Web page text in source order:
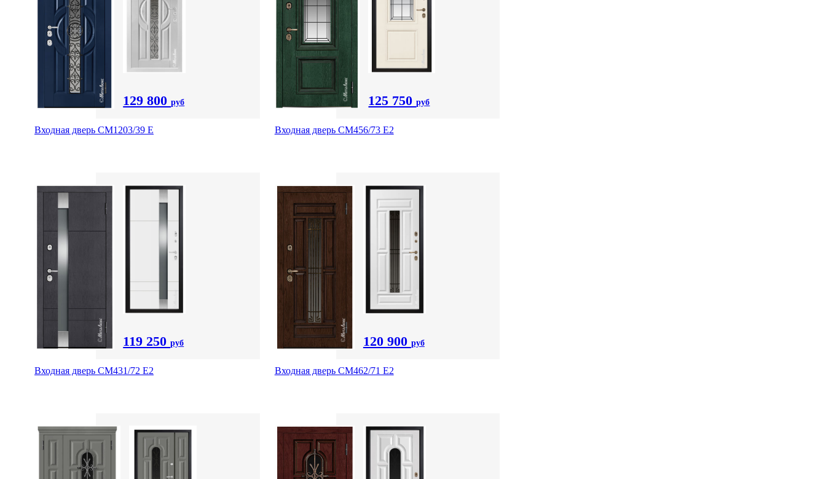
129 800руб
Входная дверь СМ1203/39 E
125 750руб
Входная дверь СМ456/73 Е2
119 250руб
Входная дверь СМ431/72 Е2
120 900 руб
Входная дверь СМ462/71 Е2